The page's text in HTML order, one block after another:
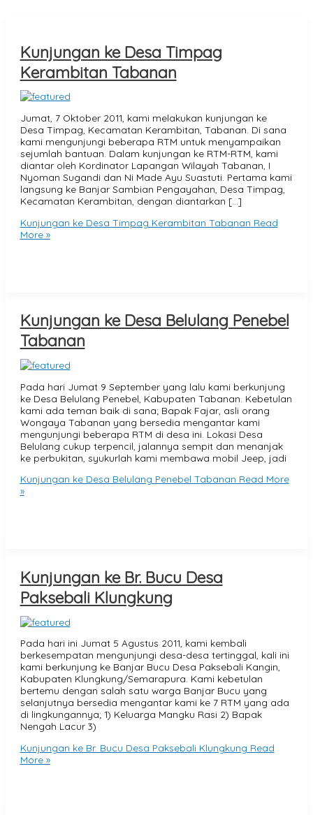
Kunjungan ke Desa Timpag
Kerambitan Tabanan
Jumat, 7 Oktober 2011, kami melakukan kunjungan ke
Desa Timpag, Kecamatan Kerambitan, Tabanan. Di sana
kami mengunjungi beberapa RTM untuk menyampaikan
sejumlah bantuan. Dalam kunjungan ke RTM-RTM, kami
diantar oleh Kordinator Lapangan Wilayah Tabanan, I
Nyoman Sugandi dan Ni Made Ayu Suastuti. Pertama kami
langsung ke Banjar Sambian Pengayahan, Desa Timpag,
Kecamatan Kerambitan, dengan diantarkan […]
Kunjungan ke Desa Timpag Kerambitan Tabanan Read
More »
Kunjungan ke Desa Belulang Penebel
Tabanan
Pada hari Jumat 9 September yang lalu kami berkunjung
ke Desa Belulang Penebel, Kabupaten Tabanan. Kebetulan
kami ada teman baik di sana; Bapak Fajar, asli orang
Wongaya Tabanan yang bersedia mengantar kami
mengunjungi beberapa RTM di desa ini. Lokasi Desa
Belulang cukup terpencil, jalannya sempit dan menanjak
ke perbukitan, syukurlah kami membawa mobil Jeep, jadi
Kunjungan ke Desa Belulang Penebel Tabanan Read More
»
Kunjungan ke Br. Bucu Desa
Paksebali Klungkung
Pada hari ini Jumat 5 Agustus 2011, kami kembali
berkesempatan mengunjungi desa-desa tertinggal, kali ini
kami berkunjung ke Banjar Bucu Desa Paksebali Kangin,
Kabupaten Klungkung/Semarapura. Kami kebetulan
bertemu dengan salah satu warga Banjar Bucu yang
selanjutnya bersedia mengantar kami ke 7 RTM yang ada
di lingkungannya; 1) Keluarga Mangku Rasi 2) Bapak
Nengah Lacur 3)
Kunjungan ke Br. Bucu Desa Paksebali Klungkung Read
More »